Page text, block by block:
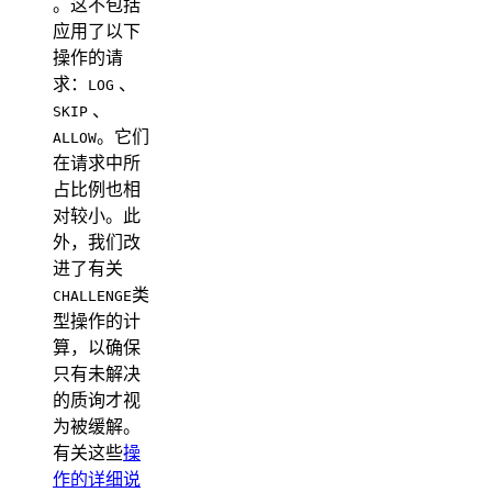
。这不包括
应用了以下
操作的请
求：
LOG 、
SKIP 、
ALLOW。它们
在请求中所
占比例也相
对较小。此
外，我们改
进了有关
CHALLENGE类
型操作的计
算，以确保
只有未解决
的质询才视
为被缓解。
有关这些操
作的详细说